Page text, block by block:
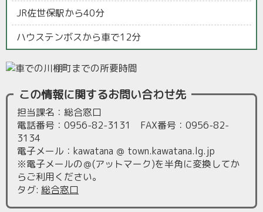
JR佐世保駅から40分
ハウステンボスから車で12分
この情報に関するお問い合わせ先
担当課名：総合窓口
電話番号：0956-82-3131 FAX番号：0956-82-
3134
電子メール：kawatana ＠ town.kawatana.lg.jp
※電子メールの＠(アットマーク)を半角に変換してか
らご利用ください。
タグ: 総合窓口